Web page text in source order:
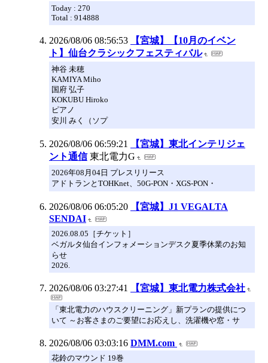
Today : 270
Total : 914888
2026/08/06 08:56:53
【宮城】【10月のイベン
ト】仙台クラシックフェスティバル
神谷 未穂
KAMIYA Miho
国府 弘子
KOKUBU Hiroko
ピアノ
安川 みく（ソプ
2026/08/06 06:59:21
【宮城】東北インテリジェ
ント通信 東北電力G
2026年08月04日 プレスリリース
アドトランとTOHKnet、50G-PON・XGS-PON・
2026/08/06 06:05:20
【宮城】J1 VEGALTA
SENDAI
2026.08.05［チケット］
ベガルタ仙台インフォメーションデスク夏季休業のお知
らせ
2026.
2026/08/06 03:27:41 【宮城】東北電力株式会社
「東北電力のハウスクリーニング」新プランの提供につ
いて ～お客さまのご要望にお応えし、洗濯機や窓・サ
2026/08/06 03:03:16 DMM.com
花鈴のマウンド 19巻